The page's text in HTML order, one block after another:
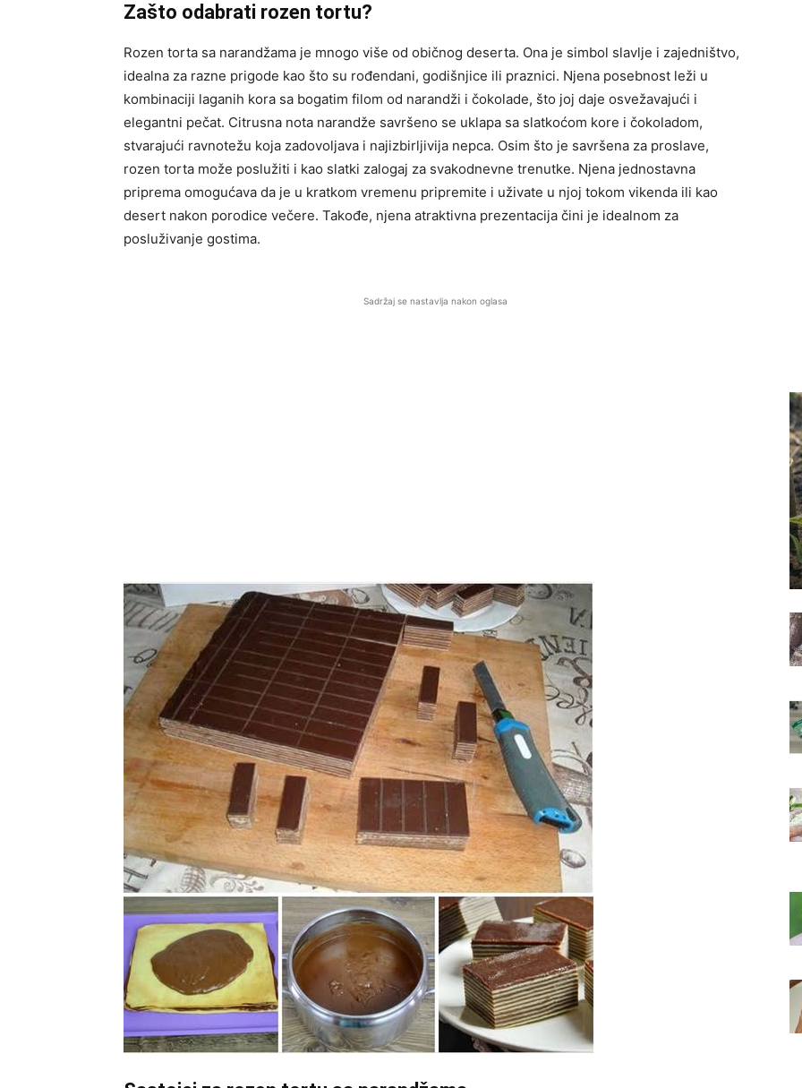
Zašto odabrati rozen tortu?
Rozen torta sa narandžama je mnogo više od običnog deserta. Ona je simbol slavlje i zajedništvo,
idealna za razne prigode kao što su rođendani, godišnjice ili praznici. Njena posebnost leži u
kombinaciji laganih kora sa bogatim filom od narandži i čokolade, što joj daje osvežavajući i
elegantni pečat. Citrusna nota narandže savršeno se uklapa sa slatkoćom kore i čokoladom,
stvarajući ravnotežu koja zadovoljava i najizbirljivija nepca. Osim što je savršena za proslave,
rozen torta može poslužiti i kao slatki zalogaj za svakodnevne trenutke. Njena jednostavna
priprema omogućava da je u kratkom vremenu pripremite i uživate u njoj tokom vikenda ili kao
desert nakon porodice večere. Takođe, njena atraktivna prezentacija čini je idealnom za
posluživanje gostima.
Sadržaj se nastavlja nakon oglasa